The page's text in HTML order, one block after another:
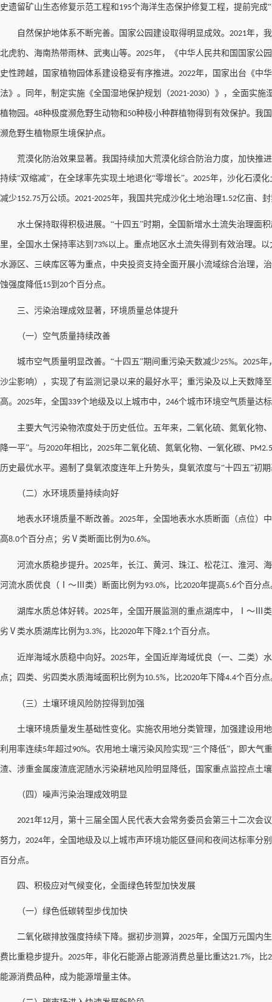
史遗留矿山生态修复示范工程和 195个海洋生态保护修复工程，提前完成
自然保护地体系不断完善。国家公园建设取得明显成效。 2021年，
北虎豹、海南热带雨林、武夷山等。 2025年，《中华人民共和国国家公
史性跨越，国家植物园体系建设稳妥有序推进。 2022年，国家出台《中
法》。同年，制定实施《全国湿地保护规划（2021-2030）》，全面实施
植物园。 48种极度濒危野生动物和 50种极小种群植物得到有效保护。我
濒危野生植物原生境保护点。
荒漠化防治效果显著。我国持续加大荒漠化综合防治力度，加快推进
持续“双缩减”，在全球率先实现土地退化“零增长”。 2025年，沙化石漠化
减少152.75万公顷。 2021-2025年，我国共完成沙化土地治理1.52亿亩、
水土保持取得积极进展。 “十四五”时期，全国新增水土流失治理面
里，全国水土保持率达到 73%以上。重点地区水土流失得到有效治理。
水源区、三峡库区等为重点，中央投资支持全面开展小流域综合治理，
蚀强度降低15到 20个百分点。
三、污染治理成效显著，环境质量总体提升
（一）空气质量持续改善
城市空气质量明显改善。 “十四五”期间重污染天数减少25%。 2025年
沙尘影响），实现了有监测记录以来的最好水平；重污染及以上天数降至
高。 2025年，全国 339个地级及以上城市中， 246个城市环境空气质量达
主要大气污染物浓度处于历史低位。五年来，二氧化硫、氮氧化物
降一平”。与2020年相比， 2025年二氧化硫、氮氧化物、一氧化碳、 PM2.5
历史最优水平。遏制了臭氧浓度连年上升势头，臭氧浓度与“十四五”初
（二）水环境质量持续向好
地表水环境质量不断改善。 2025年，全国地表水水质断面（点位）
高8.0个百分点；劣Ⅴ类断面比例为0.6%。
河流水质稳步提升。 2025年，长江、黄河、珠江、松花江、淮河、
河流水质优良（Ⅰ～Ⅲ类）断面比例为93.0%，比2020年提高5.6个百分点
湖库水质总体好转。 2025年，全国开展监测的重点湖库中，Ⅰ～Ⅲ
劣Ⅴ类水质湖库比例为3.3%，比2020年下降2.1个百分点。
近岸海域水质稳中向好。 2025年，全国近岸海域优良（一、二类）
点；四类、劣四类水质海域面积比例为10.5%，比2020年下降4.4个百分点
（三）土壤环境风险防控得到加强
土壤环境质量发生基础性变化。实施农用地分类管理，加强建设用
利用率连续5年超过90%。农用地土壤污染风险实现“三个降低”，即大气
渣、涉重金属废渣底泥随水污染耕地风险明显降低，国家重点监控点土
（四）噪声污染治理成效明显
2021年12月，第十三届全国人民代表大会常务委员会第三十二次会
努力， 2024年，全国地级及以上城市声环境功能区昼间和夜间达标率分
百分点。
四、积极应对气候变化，全面绿色转型加快发展
（一）绿色低碳转型步伐加快
二氧化碳排放强度持续下降。据初步测算， 2025年，全国万元国内
费比重稳步提升。 2025年，非化石能源占能源消费总量比重达21.7%，比
能源消费品种，成为能源增量主体。